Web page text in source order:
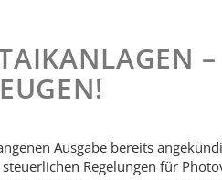
Ausgabe bereits
Regelungen für